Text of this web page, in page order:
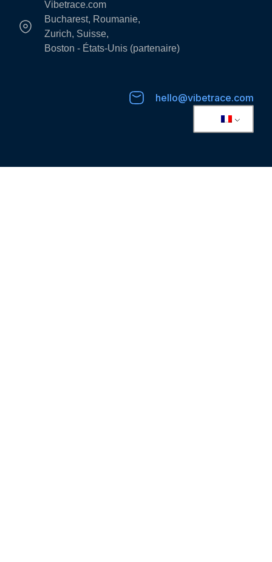
Vibetrace.com
Bucharest, Roumanie,
Zurich, Suisse,
Boston - États-Unis (partenaire)
hello@vibetrace.com